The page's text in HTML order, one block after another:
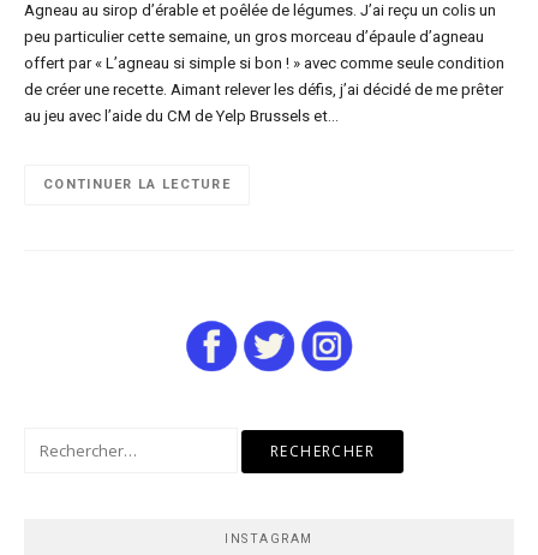
Agneau au sirop d’érable et poêlée de légumes. J’ai reçu un colis un
peu particulier cette semaine, un gros morceau d’épaule d’agneau
offert par « L’agneau si simple si bon ! » avec comme seule condition
de créer une recette. Aimant relever les défis, j’ai décidé de me prêter
au jeu avec l’aide du CM de Yelp Brussels et…
CONTINUER LA LECTURE
INSTAGRAM